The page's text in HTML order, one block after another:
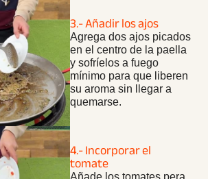
3.- Añadir los ajos
Agrega dos ajos picados
en el centro de la paella
y sofríelos a fuego
mínimo para que liberen
su aroma sin llegar a
quemarse.
4.- Incorporar el
tomate
Añade los tomates pera